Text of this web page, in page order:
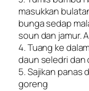
masukkan
bunga sedap
soun dan jamur.
4. Tuang ke
daun seledri dan
5. Sajikan panas
goreng